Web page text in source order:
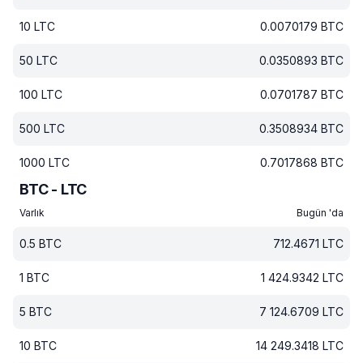
10 LTC 0.0070179 BTC
50 LTC 0.0350893 BTC
100 LTC 0.0701787 BTC
500 LTC 0.3508934 BTC
1000 LTC 0.7017868 BTC
BTC - LTC
Varlık Bugün 'da
0.5 BTC 712.4671 LTC
1 BTC 1 424.9342 LTC
5 BTC 7 124.6709 LTC
10 BTC 14 249.3418 LTC